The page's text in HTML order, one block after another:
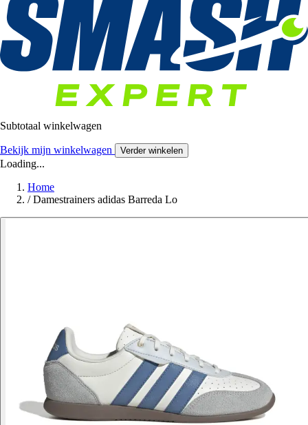
Subtotaal winkelwagen
Bekijk mijn winkelwagen Verder winkelen
Loading...
Home
/ Damestrainers adidas Barreda Lo